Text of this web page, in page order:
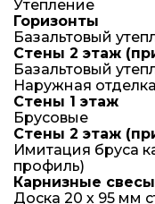
Утепление
Горизонты
Базальтовый
Стены 2 этаж
Базальтовый
Наружная отделка
Стены 1 этаж
Брусовые
Стены 2 этаж
Имитация бруса
профиль)
Карнизные свесы
Доска 20 х 95 мм